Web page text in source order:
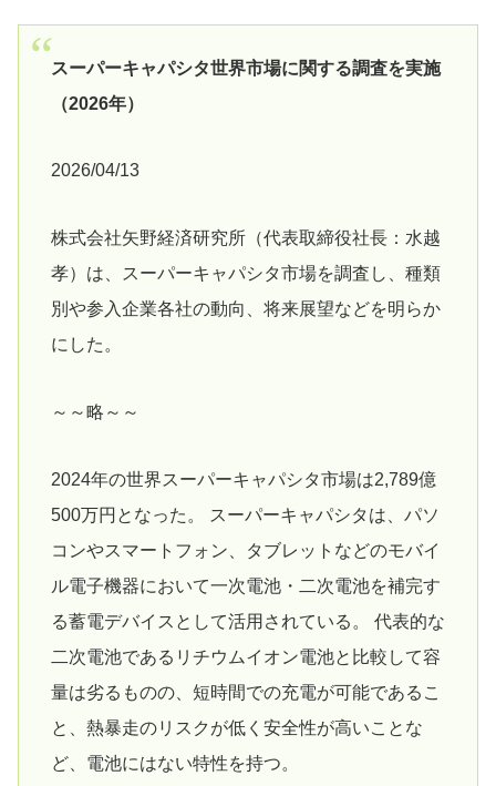
スーパーキャパシタ世界市場に関する調査を実施
（2026年）
2026/04/13
株式会社矢野経済研究所（代表取締役社長：水越
孝）は、スーパーキャパシタ市場を調査し、種類
別や参入企業各社の動向、将来展望などを明らか
にした。
～～略～～
2024年の世界スーパーキャパシタ市場は2,789億
500万円となった。 スーパーキャパシタは、パソ
コンやスマートフォン、タブレットなどのモバイ
ル電子機器において一次電池・二次電池を補完す
る蓄電デバイスとして活用されている。 代表的な
二次電池であるリチウムイオン電池と比較して容
量は劣るものの、短時間での充電が可能であるこ
と、熱暴走のリスクが低く安全性が高いことな
ど、電池にはない特性を持つ。